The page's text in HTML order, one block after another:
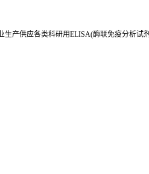
生产供应各类科研用ELISA(酶联免疫分析